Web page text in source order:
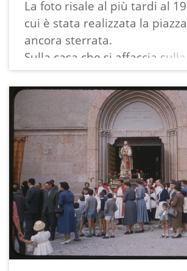
La foto risale al più tardi al
cui è stata realizzata la
ancora sterrata.
Sulla casa che si affaccia sulla
visibile la traccia di una
insegna di quella che era
paese fino alla fine degli anni
casa a fianco si nota la
nicchia vuota che un tempo
una Madonna.
Di fronte un letamaio e poco
gruppo di ragazzi. Dal lato
strada, appoggiata ad una
una "bèna", grande
trasporto di letame ed inerti
posto sul carro.